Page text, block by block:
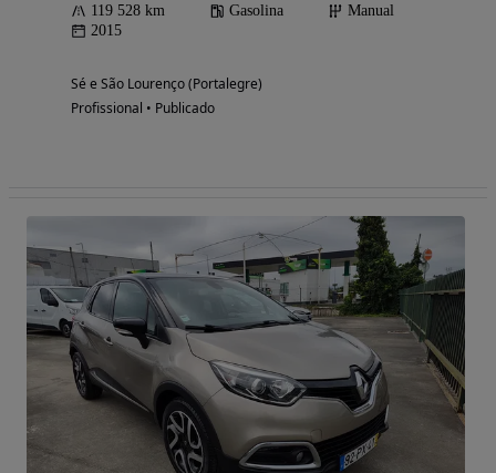
119 528 km Gasolina
Manual
2015
Sé e São Lourenço (Portalegre)
Profissional • Publicado